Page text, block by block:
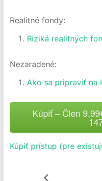
Realitné fondy:
Riziká realitných
Nezaradené:
Ako sa pripraviť na
Kúpiť – Člen
Kúpiť prístup (pre